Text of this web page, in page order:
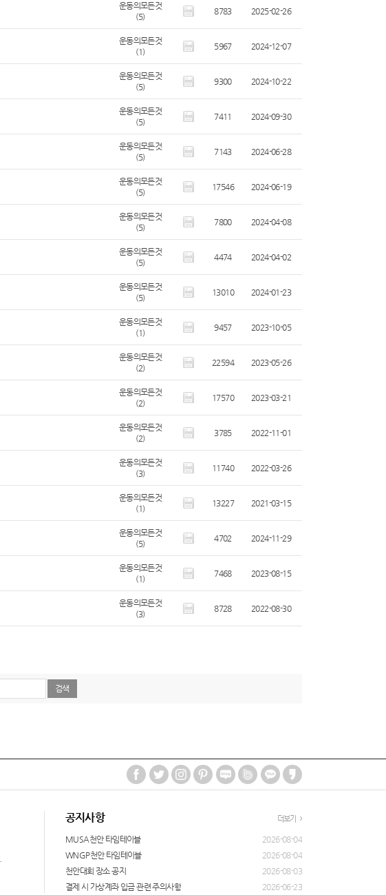
운동의모든것
(5)
8783 2025-02-26
운동의모든것
(1)
5967 2024-12-07
운동의모든것
(5)
9300 2024-10-22
운동의모든것
(5)
7411 2024-09-30
운동의모든것
(5)
7143 2024-06-28
운동의모든것
(5)
17546 2024-06-19
운동의모든것
(5)
7800 2024-04-08
운동의모든것
(5)
4474 2024-04-02
운동의모든것
(5)
13010 2024-01-23
운동의모든것
(1)
9457 2023-10-05
운동의모든것
(2)
22594 2023-05-26
운동의모든것
(2)
17570 2023-03-21
운동의모든것
(2)
3785 2022-11-01
운동의모든것
(3)
11740 2022-03-26
운동의모든것
(1)
13227 2021-03-15
운동의모든것
(5)
4702 2024-11-29
운동의모든것
(1)
7468 2023-08-15
운동의모든것
(3)
8728 2022-08-30
공지사항 더보기
MUSA천안 타임테이블
2026-08-04
WNGP천안 타임테이블
2026-08-04
천안대회 장소 공지
2026-08-03
결제 시 가상계좌 입금 관련 주의사항
2026-06-23